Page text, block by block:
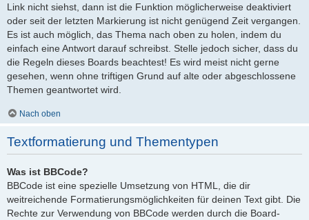
Link nicht siehst, dann ist die Funktion möglicherweise deaktiviert
oder seit der letzten Markierung ist nicht genügend Zeit vergangen.
Es ist auch möglich, das Thema nach oben zu holen, indem du
einfach eine Antwort darauf schreibst. Stelle jedoch sicher, dass du
die Regeln dieses Boards beachtest! Es wird meist nicht gerne
gesehen, wenn ohne triftigen Grund auf alte oder abgeschlossene
Themen geantwortet wird.
Nach oben
Textformatierung und Thementypen
Was ist BBCode?
BBCode ist eine spezielle Umsetzung von HTML, die dir
weitreichende Formatierungsmöglichkeiten für deinen Text gibt. Die
Rechte zur Verwendung von BBCode werden durch die Board-